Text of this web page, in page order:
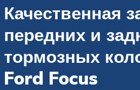
Качественная
передних и
тормозных
Ford Focus